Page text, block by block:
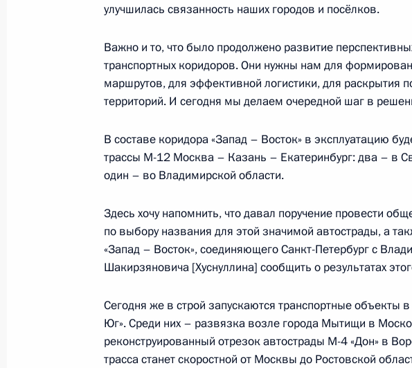
29 ноября 2022 года, вторник
Всероссийский съезд судей
29 ноября 2022 года, 14:35 Москва, Кремль
25 ноября 2022 года, пятница
25 ноября 2022 года, 23:05 Москва
Конференция по искусственному интеллекту
24 ноября 2022 года, 16:55 Москва
улучшилась связанность наших городов и посёлков.
Важно и то, что было продолжено развитие
транспортных коридоров. Они нужны нам для
маршрутов, для эффективной логистики, для раскрытия
территорий. И сегодня мы делаем очередной шаг в
В составе коридора «Запад – Восток» в эксплуатацию
трассы М-12 Москва – Казань – Екатеринбург: два – в
один – во Владимирской области.
Здесь хочу напомнить, что давал поручение провести
по выбору названия для этой значимой автострады, а
«Запад – Восток», соединяющего Санкт-Петербург с
Шакирзяновича [Хуснуллина] сообщить о результатах
Сегодня же в строй запускаются транспортные объекты
Юг». Среди них – развязка возле города Мытищи в
реконструированный отрезок автострады М-4 «Дон» в
трасса станет скоростной от Москвы до Ростовской